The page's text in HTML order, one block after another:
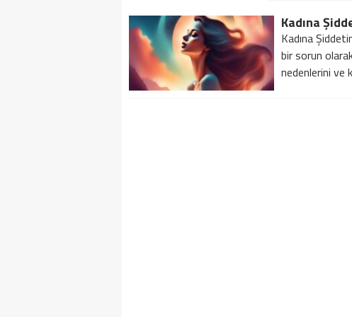
Kadına
Kadına
bir sorun
nedenlerini ve